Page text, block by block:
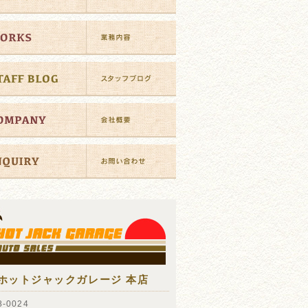
ットジャックガレージ 本店
0024